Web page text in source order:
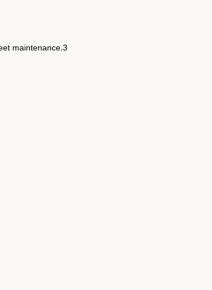
3.Widely used in food preparation,safety and fire inspection,plastic molding,asphalt,marine,printing ink and dryer temperature,diesel and fleet maintenance.